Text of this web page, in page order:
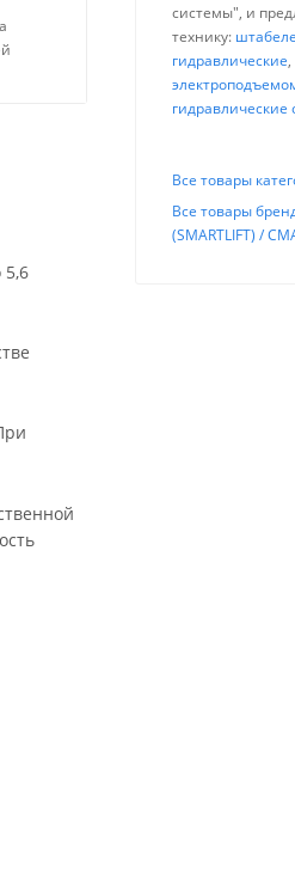
5,6
системы", и
технику:
гидравлические,
гидравлические
Все товары
Все товары
(SMARTLIFT) /